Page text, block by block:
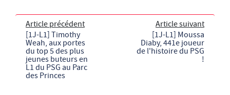
Article précédent
[1J-L1] Timothy
Weah, aux portes
du top 5 des plus
jeunes buteurs en
L1 du PSG au Parc
des Princes
Article suivant
[1J-L1] Moussa
Diaby, 441e joueur
de l'histoire du PSG
!